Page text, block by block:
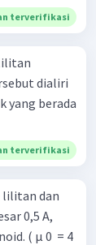
terverifikasi
dialiri
yang berada
terverifikasi
lilitan dan
0,5 A,
( μ 0 ​ = 4